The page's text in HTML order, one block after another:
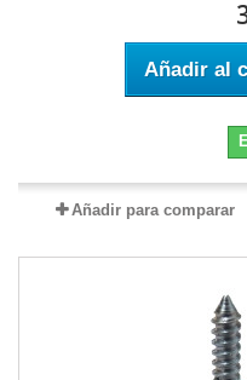
Añadir al
Añadir para comparar